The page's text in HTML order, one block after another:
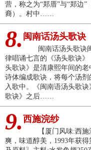
营，称之为“郑厝”与“郑边
裔）。村中……
8. 闽南话汤头歌诀
闽南话汤头歌诀闽
律唱诵七言的《汤头歌诀
头歌诀》是清康熙年间的
诗体编成歌诀，将每个汤
入歌中。《闽南语汤头歌
歌诀》之后……
9. 西施浣纱
【厦门风味:西施
爽，味道醇美，1993年获